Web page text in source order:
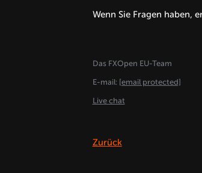
Wenn Sie Fragen haben,
Das FXOpen EU-Team
E-mail: [email protected]
Live chat
Zurück